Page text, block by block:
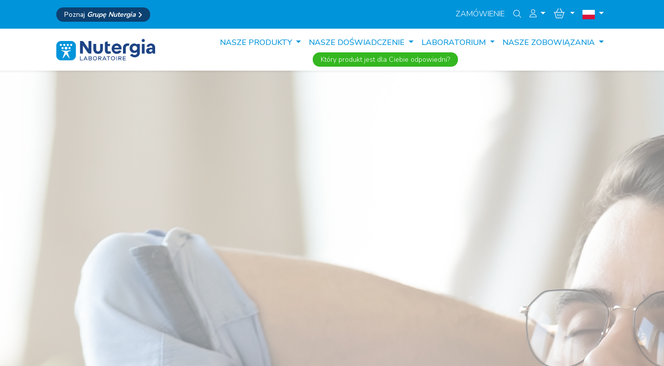
Poznaj Grupę Nutergia ZAMÓWIENIE
NASZE PRODUKTY NASZE DOŚWIADCZENIE LABORATORIUM NASZE ZOBOWIĄZANIA
Który produkt jest dla Ciebie odpowiedni?